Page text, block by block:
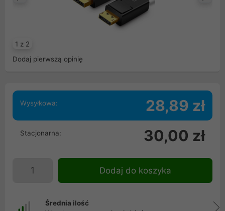
1 z 2
Poprzedni
Dodaj pierwszą opinię
Wysyłkowa: 28,89 zł
Stacjonarna: 30,00 zł
Dodaj do koszyka
Średnia ilość